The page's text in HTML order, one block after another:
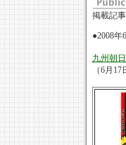
掲載記
●2008年
九州朝
（6月17